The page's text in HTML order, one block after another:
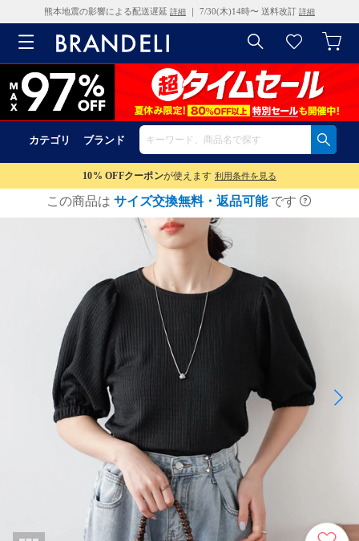
熊本地震の影響による配送遅延 詳細 ｜ 7/30(木)14時〜 送料改訂 詳細
カテゴリ ブランド
10% OFFクーポンが使えます 利用条件を見る
この商品は サイズ交換無料・返品可能 です